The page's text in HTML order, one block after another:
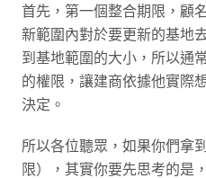
首先，第一個整合期限，顧
新範圍內對於要更新的基地
到基地範圍的大小，所以通
的權限，讓建商依據他實際
決定。
所以各位聽眾，如果你們拿
限），其實你要先思考的是